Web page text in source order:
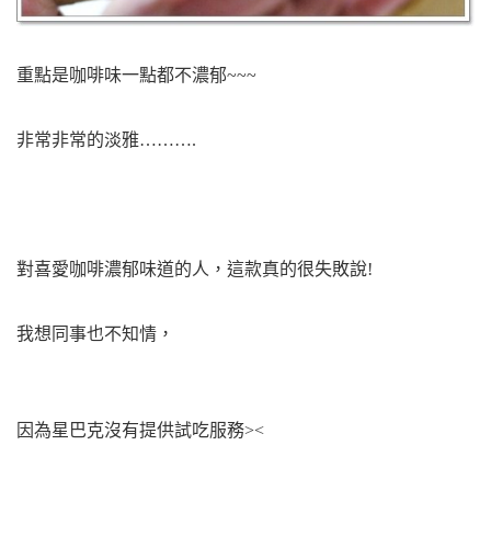
重點是咖啡味一點都不濃郁~~~
非常非常的淡雅……….
對喜愛咖啡濃郁味道的人，這款真的很失敗說!
我想同事也不知情，
因為星巴克沒有提供試吃服務><